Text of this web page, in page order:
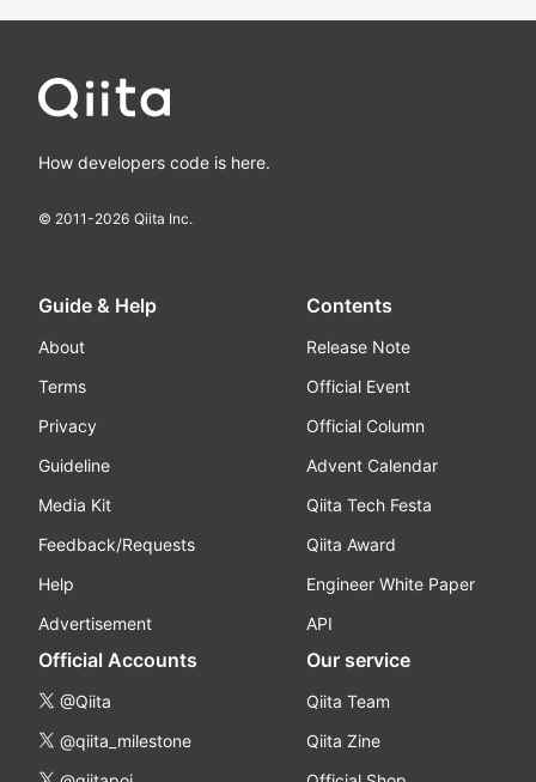
How developers code is here.
© 2011-2026 Qiita Inc.
Guide & Help
About
Terms
Privacy
Guideline
Media Kit
Feedback/Requests
Help
Advertisement
Contents
Release Note
Official Event
Official Column
Advent Calendar
Qiita Tech Festa
Qiita Award
Engineer White Paper
API
Official Accounts
@Qiita
@qiita_milestone
Our service
Qiita Team
Qiita Zine